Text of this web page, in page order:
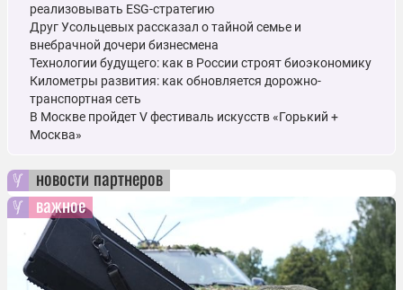
реализовывать ESG-стратегию
Друг Усольцевых рассказал о тайной семье и
внебрачной дочери бизнесмена
Технологии будущего: как в России строят биоэкономику
Километры развития: как обновляется дорожно-
транспортная сеть
В Москве пройдет V фестиваль искусств «Горький +
Москва»
новости партнеров
важное